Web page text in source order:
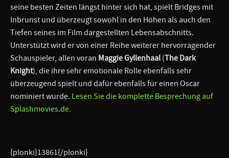
seine besten Zeiten längst hinter sich hat, spielt Bridges mit
Inbrunst und überzeugt sowohl in den Höhen als auch den
Tiefen seines im Film dargestellten Lebensabschnitts.
Unterstützt wird er von einer Reihe weiterer hervorragender
Schauspieler, allen voran Maggie Gyllenhaal (The Dark
Knight), die ihre sehr emotionale Rolle ebenfalls sehr
überzeugend spielt und dafür ebenfalls für einen Oscar
nominiert wurde. Lesen Sie die komplette Besprechung auf
Splashmovies.de.
{plonki}13861{/plonki}